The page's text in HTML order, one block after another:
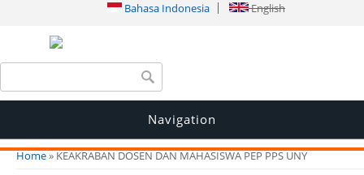
Bahasa Indonesia English
Search form
Navigation
You are here
Home» KEAKRABAN DOSEN DAN MAHASISWA PEP PPS UNY